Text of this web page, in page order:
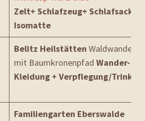
Zelt+ Schlafzeug+ Schlafsack+
Isomatte
Belitz Heilstätten
mit Baumkronenpfad Wander-
Kleidung + Verpflegung/Trinken
Familiengarten Eberswalde